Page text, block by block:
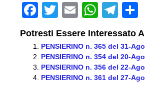
F
c
e
b
T
wi
tt
er
E
m
ail
W
at
s
A
T
el
e
gr
a
o
Potresti Essere Interessato
PENSIERINO n. 365 del 31-
PENSIERINO n. 354 del 20-
PENSIERINO n. 356 del 22-
PENSIERINO n. 361 del 27-